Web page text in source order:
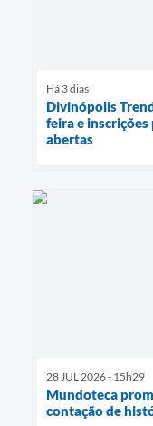
Há 3 dias
Divinópolis
feira e
abertas
28 JUL 2026 - 15h29
Mundoteca
contação de